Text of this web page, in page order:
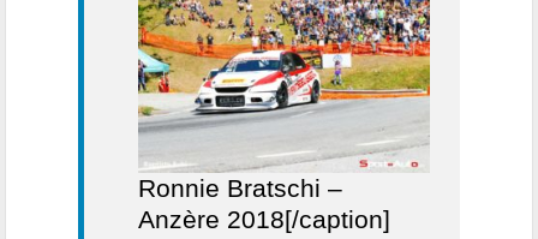
Ronnie Bratschi –
Anzère 2018[/caption]